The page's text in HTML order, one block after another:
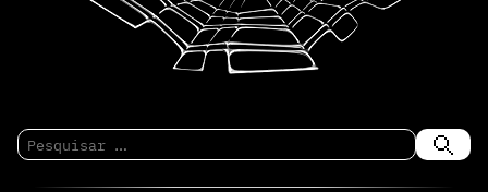
Pesquisar
por: